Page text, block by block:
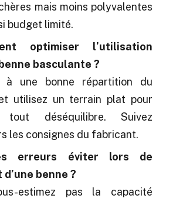
mais moins polyvalentes
budget limité.
optimiser l’utilisation
basculante ?
à une bonne répartition du
utilisez un terrain plat pour
tout déséquilibre. Suivez
les consignes du fabricant.
erreurs éviter lors de
d’une benne ?
estimez pas la capacité